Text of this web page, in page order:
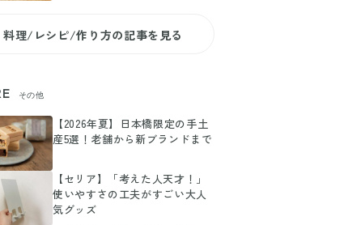
料理/レシピ/作り方の記事を見る
その他
【2026年夏】日本橋限定の手土
産5選！老舗から新ブランドまで
【セリア】「考えた人天才！」
使いやすさの工夫がすごい大人
気グッズ